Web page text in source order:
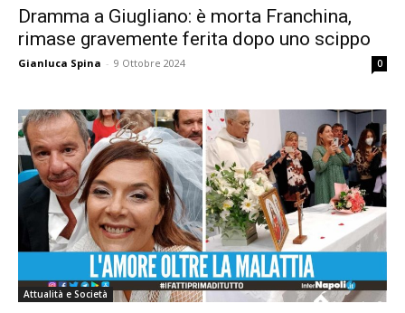
Dramma a Giugliano: è morta Franchina,
rimase gravemente ferita dopo uno scippo
Gianluca Spina - 9 Ottobre 2024 0
Attualità e Società